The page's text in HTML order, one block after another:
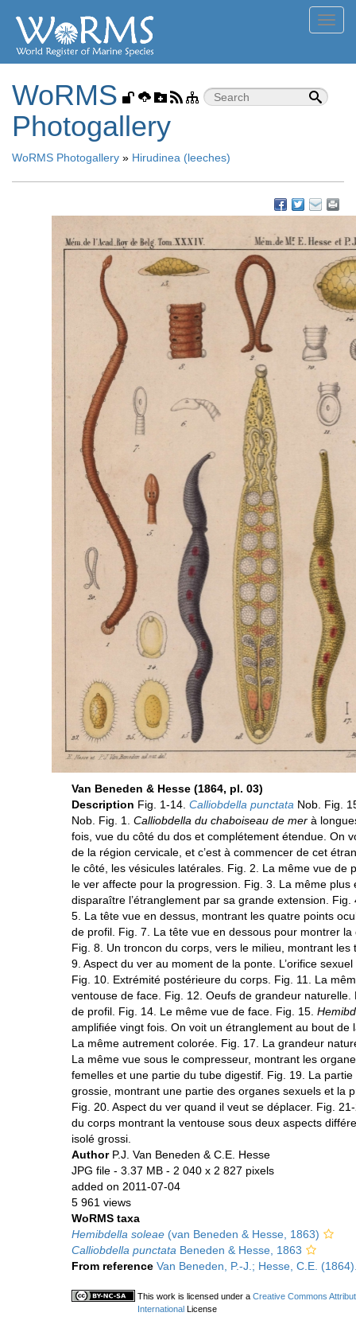
WoRMS
Photogallery
WoRMS Photogallery » Hirudinea (leeches)
Van Beneden & Hesse (1864, pl. 03)
Description Fig. 1-14. Calliobdella punctata Nob. Fig.
Nob. Fig. 1. Calliobdella du chaboiseau de mer à
fois, vue du côté du dos et complétement étendue. On
de la région cervicale, et c’est à commencer de cet
le côté, les vésicules latérales. Fig. 2. La même vue de
le ver affecte pour la progression. Fig. 3. La même plus
disparaître l’étranglement par sa grande extension.
5. La tête vue en dessus, montrant les quatre points
de profil. Fig. 7. La tête vue en dessous pour montrer
Fig. 8. Un troncon du corps, vers le milieu, montrant les
9. Aspect du ver au moment de la ponte. L’orifice
Fig. 10. Extrémité postérieure du corps. Fig. 11. La
ventouse de face. Fig. 12. Oeufs de grandeur
de profil. Fig. 14. Le même vue de face. Fig. 15.
amplifiée vingt fois. On voit un étranglement au bout de
La même autrement colorée. Fig. 17. La grandeur
La même vue sous le compresseur, montrant les
femelles et une partie du tube digestif. Fig. 19. La
grossie, montrant une partie des organes sexuels et la
Fig. 20. Aspect du ver quand il veut se déplacer. Fig.
du corps montrant la ventouse sous deux aspects
isolé grossi.
Author P.J. Van Beneden & C.E. Hesse
JPG file - 3.37 MB - 2 040 x 2 827 pixels
added on 2011-07-04
5 961 views
WoRMS taxa
Hemibdella soleae (van Beneden & Hesse, 1863)
Calliobdella punctata Beneden & Hesse, 1863
From reference Van Beneden, P.-J.; Hesse, C.E.
This work is licensed under a Creative Commons
International License